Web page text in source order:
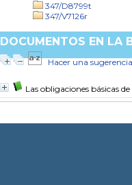
347/D8799t
347/V7126r
DOCUMENTOS EN LA
Hacer una sugerencia
Las obligaciones básicas de